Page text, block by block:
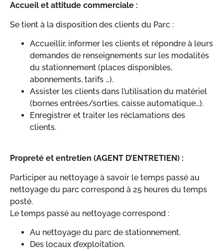
Accueil et attitude commerciale :
Se tient à la disposition des clients du Parc :
Accueillir, informer les clients et répondre à leurs
demandes de renseignements sur les modalités
du stationnement (places disponibles,
abonnements, tarifs …).
Assister les clients dans l’utilisation du matériel
(bornes entrées/sorties, caisse automatique…).
Enregistrer et traiter les réclamations des
clients.
Propreté et entretien (AGENT D’ENTRETIEN) :
Participer au nettoyage à savoir le temps passé au
nettoyage du parc correspond à 25 heures du temps
posté.
Le temps passé au nettoyage correspond :
Au nettoyage du parc de stationnement.
Des locaux d’exploitation.